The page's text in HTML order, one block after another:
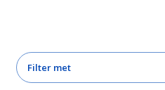
Filter met